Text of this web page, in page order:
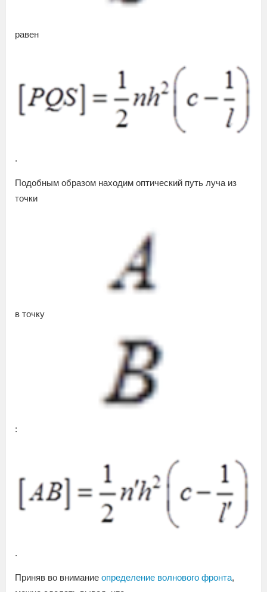
равен
.
Подобным образом находим оптический путь луча из
точки
в точку
:
.
Приняв во внимание определение волнового фронта,